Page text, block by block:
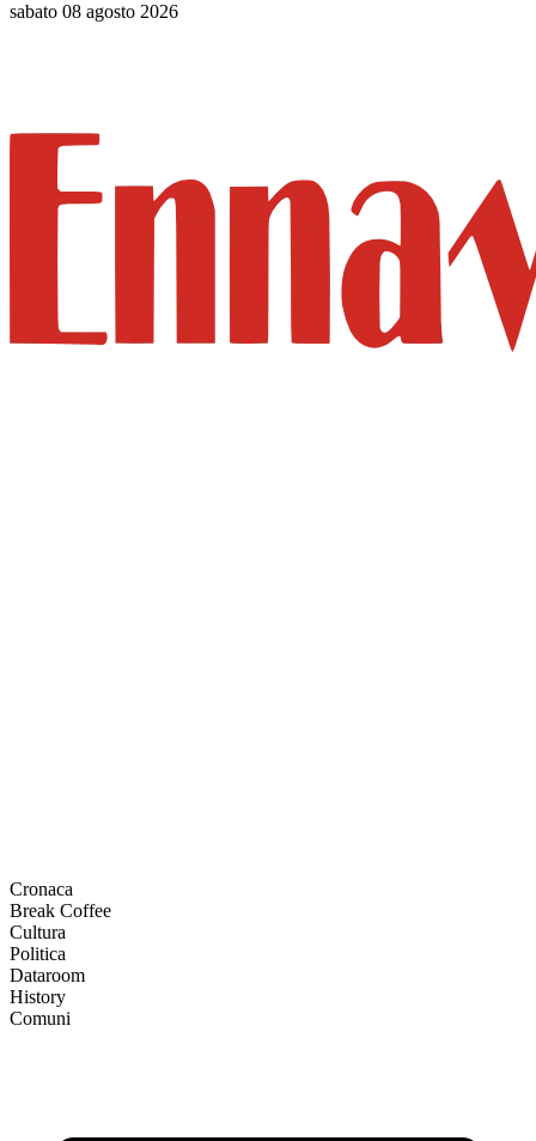
sabato 08 agosto 2026
Cronaca
Break Coffee
Cultura
Politica
Dataroom
History
Comuni